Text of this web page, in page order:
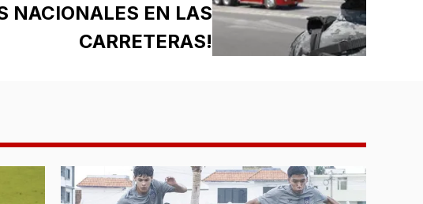
NACIONALES EN LAS
CARRETERAS!